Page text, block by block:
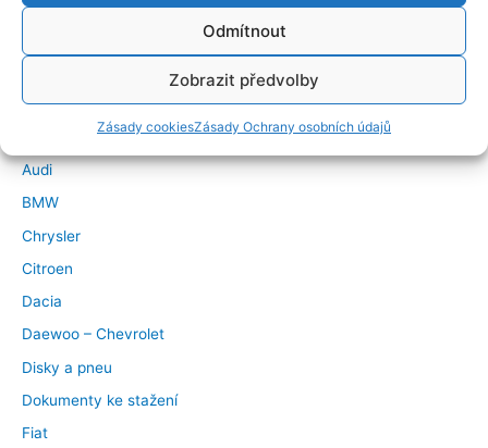
Odmítnout
Zobrazit předvolby
Zásady cookiesZásady Ochrany osobních údajů
Značky vozidel
Alfa Romeo
Audi
BMW
Chrysler
Citroen
Dacia
Daewoo – Chevrolet
Disky a pneu
Dokumenty ke stažení
Fiat